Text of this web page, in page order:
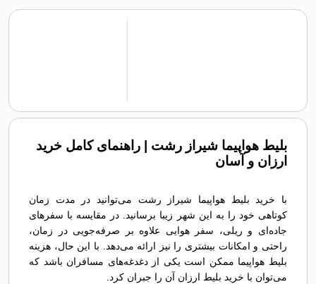
بلیط هواپیما شیراز رشت | راهنمای کامل خرید
ارزان و آسان
با خرید بلیط هواپیما شیراز رشت می‌توانید در مدت زمان
کوتاهی خود را به این شهر زیبا برسانید. در مقایسه با سفرهای
جاده‌ای و ریلی، سفر هوایی علاوه بر صرفه‌جویی در زمان،
راحتی و امکانات بیشتری را نیز ارائه می‌دهد. با این حال، هزینه
بلیط هواپیما ممکن است یکی از دغدغه‌های مسافران باشد که
می‌توان با خرید بلیط ارزان آن را جبران کرد.